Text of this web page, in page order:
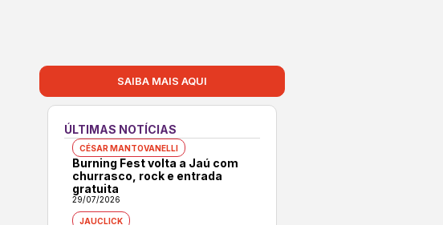
SAIBA MAIS AQUI
ÚLTIMAS NOTÍCIAS
CÉSAR MANTOVANELLI
Burning Fest volta a Jaú com
churrasco, rock e entrada
gratuita
29/07/2026
JAUCLICK